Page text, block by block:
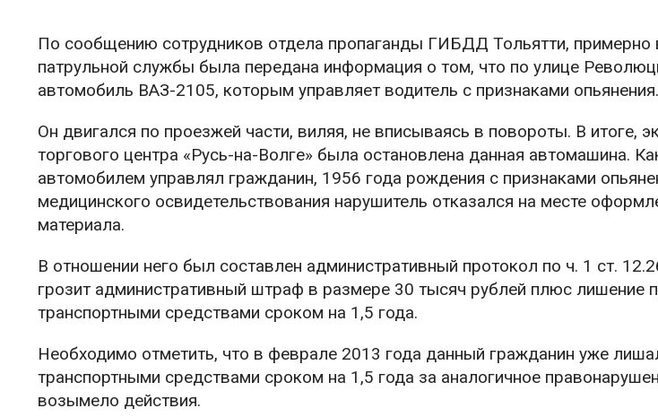
По сообщению сотрудников отдела пропаганды ГИБДД Тольятти,
патрульной службы была передана информация о том, что по улице
автомобиль ВАЗ-2105, которым управляет водитель с признаками опьянения.
Он двигался по проезжей части, виляя, не вписываясь в повороты. В итоге,
торгового центра «Русь-на-Волге» была остановлена данная автомашина.
автомобилем управлял гражданин, 1956 года рождения с признаками
медицинского освидетельствования нарушитель отказался на месте
материала.
В отношении него был составлен административный протокол по ч. 1 ст.
грозит административный штраф в размере 30 тысяч рублей плюс лишение
транспортными средствами сроком на 1,5 года.
Необходимо отметить, что в феврале 2013 года данный гражданин уже
транспортными средствами сроком на 1,5 года за аналогичное
возымело действия.